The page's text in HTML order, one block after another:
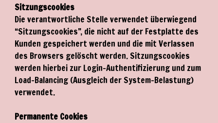
Sitzungscookies
Die verantwortliche Stelle verwendet überwiegend
“Sitzungscookies”, die nicht auf der Festplatte des
Kunden gespeichert werden und die mit Verlassen
des Browsers gelöscht werden. Sitzungscookies
werden hierbei zur Login-Authentifizierung und zum
Load-Balancing (Ausgleich der System-Belastung)
verwendet.
Permanente Cookies